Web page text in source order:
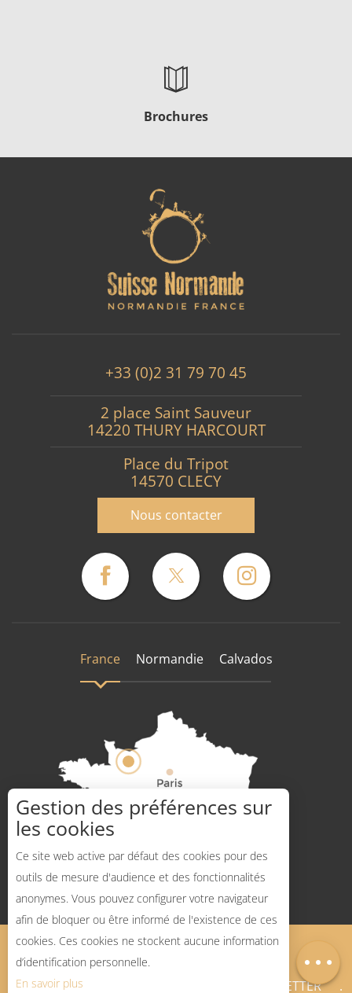
Ouvertures
Brochures
+33 (0)2 31 79 70 45
2 place Saint Sauveur
14220 THURY HARCOURT
Place du Tripot
14570 CLECY
Nous contacter
France Normandie Calvados
Mentions légales Plan du site
BLOG SPORTS NATURE NEWSLETTER
Gestion des préférences sur
les cookies
Ce site web active par défaut des cookies pour des
outils de mesure d'audience et des fonctionnalités
anonymes. Vous pouvez configurer votre navigateur
afin de bloquer ou être informé de l'existence de ces
cookies. Ces cookies ne stockent aucune information
d’identification personnelle.
En savoir plus